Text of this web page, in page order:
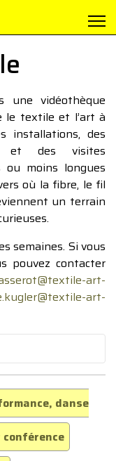
une vidéothèque
le textile et l’art à
installations, des
et des visites
ou moins longues
où la fibre, le fil
un terrain
semaines. Si vous
pouvez contacter
art-
art-
danse